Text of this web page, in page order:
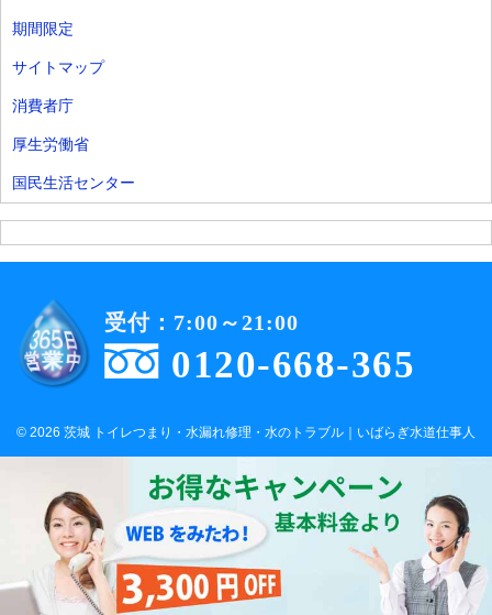
期間限定
サイトマップ
消費者庁
厚生労働省
国民生活センター
0120-668-365
受付：7:00～21:00
© 2026 茨城 トイレつまり・水漏れ修理・水のトラブル｜いばらぎ水道仕事人